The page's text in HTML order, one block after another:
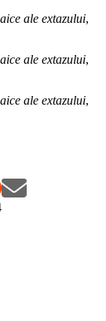
ale extazului,
ale extazului,
ale extazului,